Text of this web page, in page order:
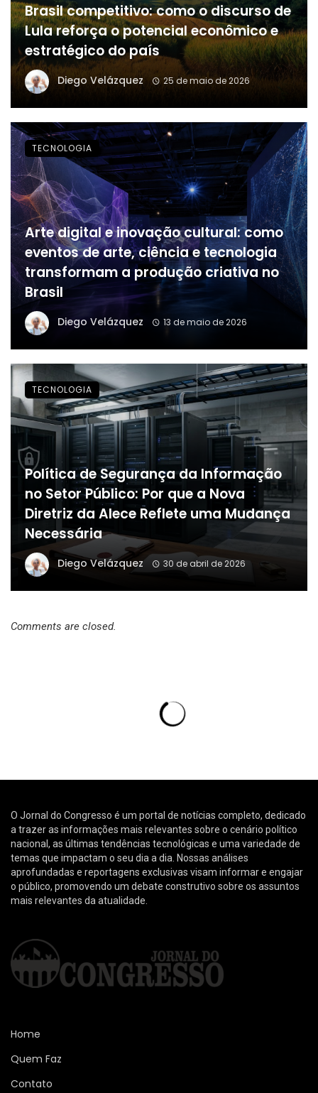
Brasil competitivo: como o discurso de
Lula reforça o potencial econômico e
estratégico do país
Diego Velázquez 25 de maio de 2026
Arte digital e inovação cultural: como
eventos de arte, ciência e tecnologia
transformam a produção criativa no
Brasil
Diego Velázquez 13 de maio de 2026
TECNOLOGIA
Política de Segurança da Informação
no Setor Público: Por que a Nova
Diretriz da Alece Reflete uma Mudança
Necessária
Diego Velázquez 30 de abril de 2026
TECNOLOGIA
Comments are closed.
Pequenas escolhas gráficas,
grandes resultados: Como os
detalhes definem o impacto visual?
No universo da comunicação visual, a grandiosidade de um